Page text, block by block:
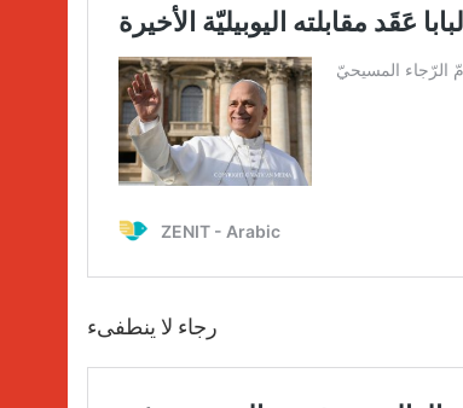
رجاء لا ينطفىء